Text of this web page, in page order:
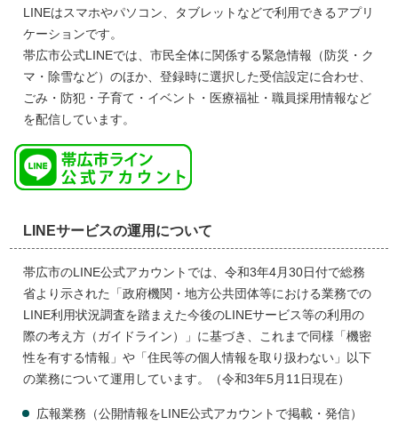
LINEはスマホやパソコン、タブレットなどで利用できるアプリ
ケーションです。
帯広市公式LINEでは、市民全体に関係する緊急情報（防災・ク
マ・除雪など）のほか、登録時に選択した受信設定に合わせ、
ごみ・防犯・子育て・イベント・医療福祉・職員採用情報など
を配信しています。
LINEサービスの運用について
帯広市のLINE公式アカウントでは、令和3年4月30日付で総務
省より示された「政府機関・地方公共団体等における業務での
LINE利用状況調査を踏まえた今後のLINEサービス等の利用の
際の考え方（ガイドライン）」に基づき、これまで同様「機密
性を有する情報」や「住民等の個人情報を取り扱わない」以下
の業務について運用しています。（令和3年5月11日現在）
広報業務（公開情報をLINE公式アカウントで掲載・発信）